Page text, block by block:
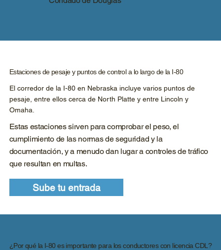
¿Por qué la I-80 es importante para los conductores con licencia CDL?
Estaciones de pesaje y puntos de control a lo largo de la I-80
El corredor de la I-80 en Nebraska incluye varios puntos de
pesaje, entre ellos cerca de North Platte y entre Lincoln y
Omaha.
Estas estaciones sirven para comprobar el peso, el
cumplimiento de las normas de seguridad y la
documentación, y a menudo dan lugar a controles de tráfico
que resultan en multas.
Sube tu entrada